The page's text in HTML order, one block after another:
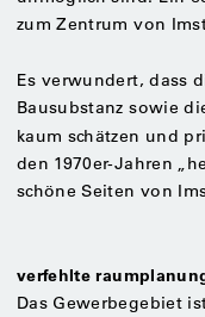
zum Zentrum von
Es verwundert, dass
Bausubstanz sowie
kaum schätzen und
den 1970er-Jahren
schöne Seiten von
verfehlte
Das Gewerbegebiet